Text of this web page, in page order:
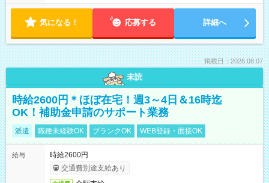
気になる！ 応募する 詳細へ
掲載日：2026.08.07
未読
時給2600円＊ほぼ在宅！週3～4日＆16時迄
OK！補助金申請のサポート業務
派遣 職種未経験OK ブランクOK WEB登録・面接OK
給与
時給2600円
交通費別途支給あり